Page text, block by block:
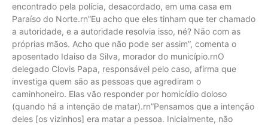
encontrado pela polícia, desacordado, em uma casa em
Paraíso do Norte.rn”Eu acho que eles tinham que ter chamado
a autoridade, e a autoridade resolvia isso, né? Não com as
próprias mãos. Acho que não pode ser assim”, comenta o
aposentado Idaiso da Silva, morador do município.rnO
delegado Clovis Papa, responsável pelo caso, afirma que
investiga quem são as pessoas que agrediram o
caminhoneiro. Elas vão responder por homicídio doloso
(quando há a intenção de matar).rn”Pensamos que a intenção
deles [os vizinhos] era matar a pessoa. Inicialmente, não